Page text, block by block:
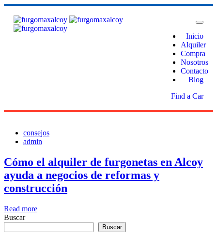
Inicio
Alquiler
Compra
Nosotros
Contacto
Blog
Find a Car
consejos
admin
Cómo el alquiler de furgonetas en Alcoy
ayuda a negocios de reformas y
construcción
Read more
Buscar
Buscar